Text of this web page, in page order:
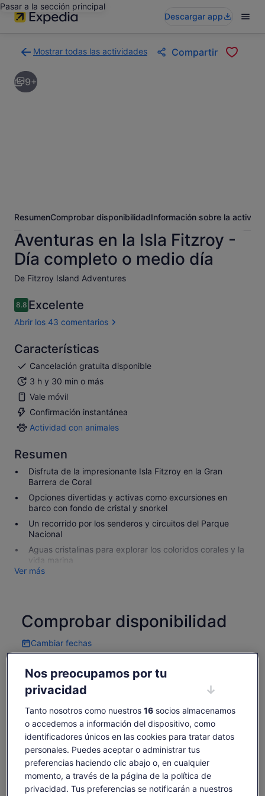
Pasar a la sección principal
Descargar app
Mostrar todas las actividades
a
la
página
Compartir
9+
ResumenComprobar disponibilidadInformación sobre la
Aventuras en la Isla Fitzroy -
Día completo o medio día
De Fitzroy Island Adventures
8.88.8 sobre 10
Excelente
Abrir los 43 comentarios
Características
Cancelación gratuita disponible
3 h y 30 min o más
Vale móvil
Confirmación instantánea
Actividad con animales
Actividad
animales
Resumen
Disfruta de la impresionante Isla Fitzroy en la Gran
Barrera de Coral
Opciones divertidas y activas como excursiones en
barco con fondo de cristal y snorkel
Un recorrido por los senderos y circuitos del Parque
Nacional
Aguas cristalinas para explorar los coloridos corales y la
vida marina
Ver más
Comprobar disponibilidad
Cambiar fechas
Cambiar
66 €
El
precio
de
66 €
por
adulto
66 €
incluye tasas e impuestos
Ver entradas
traducido automáticamente.
Ver texto original (inglés)
Opinar sobre esta traducciónSe
abre
en
una
pestaña
nueva
Qué incluye y qué no
Nos preocupamos por tu
privacidad
Tanto nosotros como nuestros 16socios almacenamos
o accedemos a información del dispositivo, como
identificadores únicos en las cookies para tratar datos
personales. Puedes aceptar o administrar tus
preferencias haciendo clic abajo o, en cualquier
momento, a través de la página de la política de
privacidad. Tus preferencias se notificarán a nuestros